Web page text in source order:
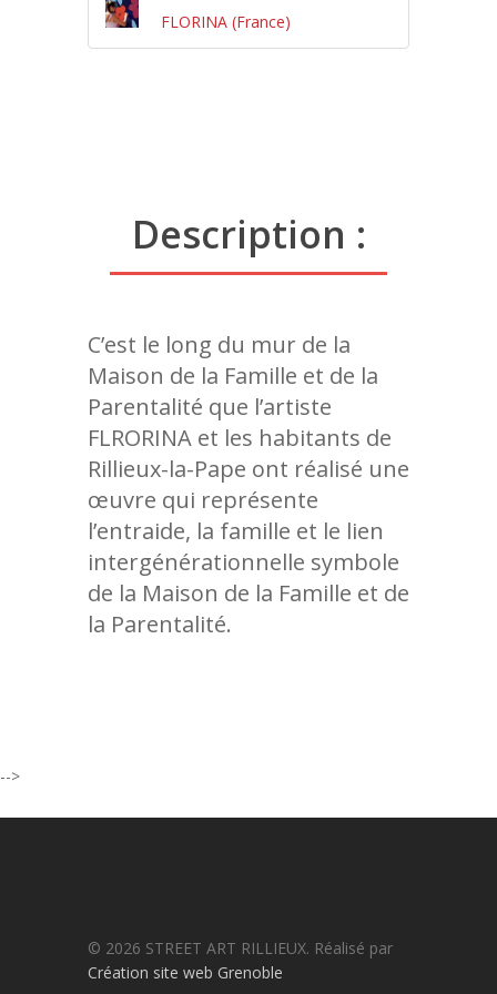
FLORINA (France)
Description :
C’est le long du mur de la
Maison de la Famille et de la
Parentalité que l’artiste
FLRORINA et les habitants de
Rillieux-la-Pape ont réalisé une
œuvre qui représente
l’entraide, la famille et le lien
intergénérationnelle symbole
de la Maison de la Famille et de
la Parentalité.
-->
© 2026 STREET ART RILLIEUX. Réalisé par
Création site web Grenoble